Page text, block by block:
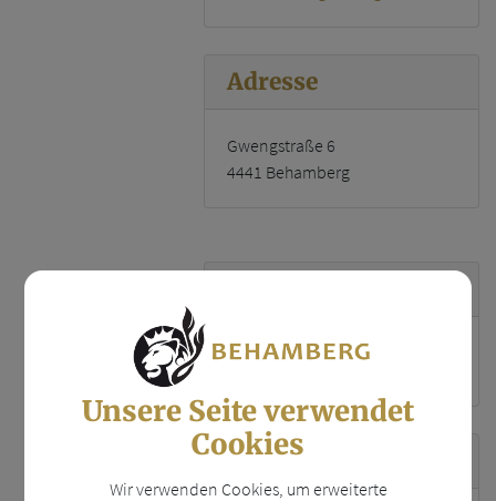
Adresse
Gwengstraße 6
4441 Behamberg
ÖVP
Zuständigkeiten
Unsere Seite verwendet
Cookies
Wir verwenden Cookies, um erweiterte